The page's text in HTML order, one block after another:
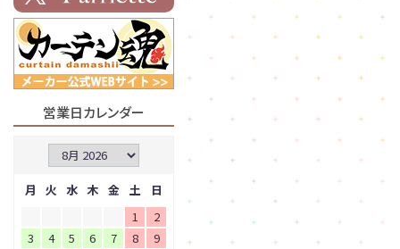
営業日カレンダー
月 火 水 木 金 土
日
1
2
3
4 5 6 7 8
9